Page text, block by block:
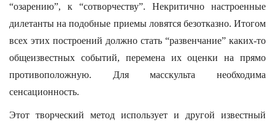
“озарению”, к “сотворчеству”. Некритично настроенные
дилетанты на подобные приемы ловятся безотказно. Итогом
всех этих построений должно стать “развенчание” каких-то
общеизвестных событий, перемена их оценки на прямо
противоположную. Для масскульта необходима
сенсационность.
Этот творческий метод использует и другой известный